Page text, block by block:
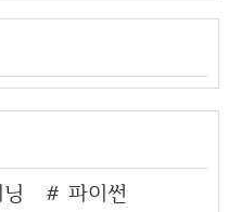
파이썬